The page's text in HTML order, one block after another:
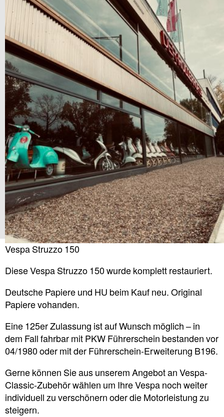
Vespa Struzzo 150
Diese Vespa Struzzo 150 wurde komplett restauriert.
Deutsche Papiere und HU beim Kauf neu. Original
Papiere vohanden.
Eine 125er Zulassung ist auf Wunsch möglich – in
dem Fall fahrbar mit PKW Führerschein bestanden vor
04/1980 oder mit der Führerschein-Erweiterung B196.
Gerne können Sie aus unserem Angebot an Vespa-
Classic-Zubehör wählen um Ihre Vespa noch weiter
individuell zu verschönern oder die Motorleistung zu
steigern.